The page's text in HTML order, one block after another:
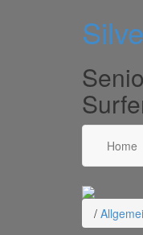
Home
/